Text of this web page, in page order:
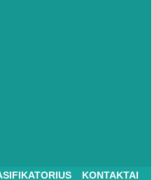
KONTAKTAI